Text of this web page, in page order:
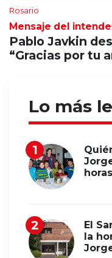
Rosario
Mensaje del
Pablo Javkin
“Gracias por tu
Lo más
El
la